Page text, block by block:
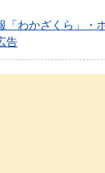
「わかざくら」・
告